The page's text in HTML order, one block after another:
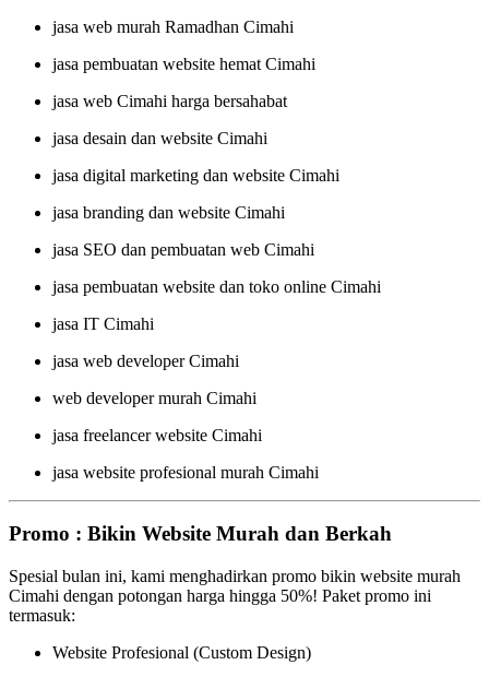
jasa web murah Ramadhan Cimahi
jasa pembuatan website hemat Cimahi
jasa web Cimahi harga bersahabat
jasa desain dan website Cimahi
jasa digital marketing dan website Cimahi
jasa branding dan website Cimahi
jasa SEO dan pembuatan web Cimahi
jasa pembuatan website dan toko online Cimahi
jasa IT Cimahi
jasa web developer Cimahi
web developer murah Cimahi
jasa freelancer website Cimahi
jasa website profesional murah Cimahi
Promo : Bikin Website Murah dan Berkah
Spesial bulan ini, kami menghadirkan promo bikin website murah
Cimahi dengan potongan harga hingga 50%! Paket promo ini
termasuk:
Website Profesional (Custom Design)